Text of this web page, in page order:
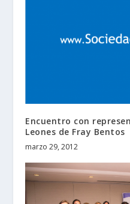
Encuentro con
Leones de Fray Bentos
marzo 29, 2012